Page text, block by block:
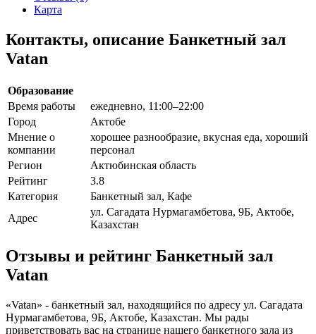
Карта
Контакты, описание Банкетный зал
Vatan
Образование
Время работы
ежедневно, 11:00–22:00
Город
Актобе
Мнение о
компании
хорошее разнообразие, вкусная еда, хороший
персонал
Регион
Актюбинская область
Рейтинг
3.8
Категория
Банкетный зал, Кафе
Адрес
ул. Сагадата Нурмагамбетова, 9Б, Актобе,
Казахстан
Отзывы и рейтинг Банкетный зал
Vatan
«Vatan» - банкетный зал, находящийся по адресу ул. Сагадата
Нурмагамбетова, 9Б, Актобе, Казахстан. Мы рады
приветствовать вас на странице нашего банкетного зала из